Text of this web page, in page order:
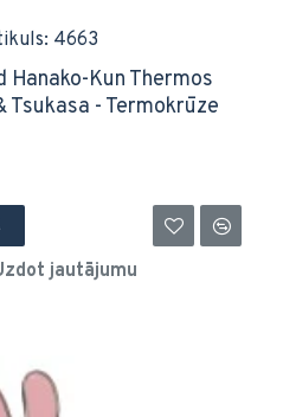
4663
Kun Thermos
Tsukasa - Termokrūze
jautājumu